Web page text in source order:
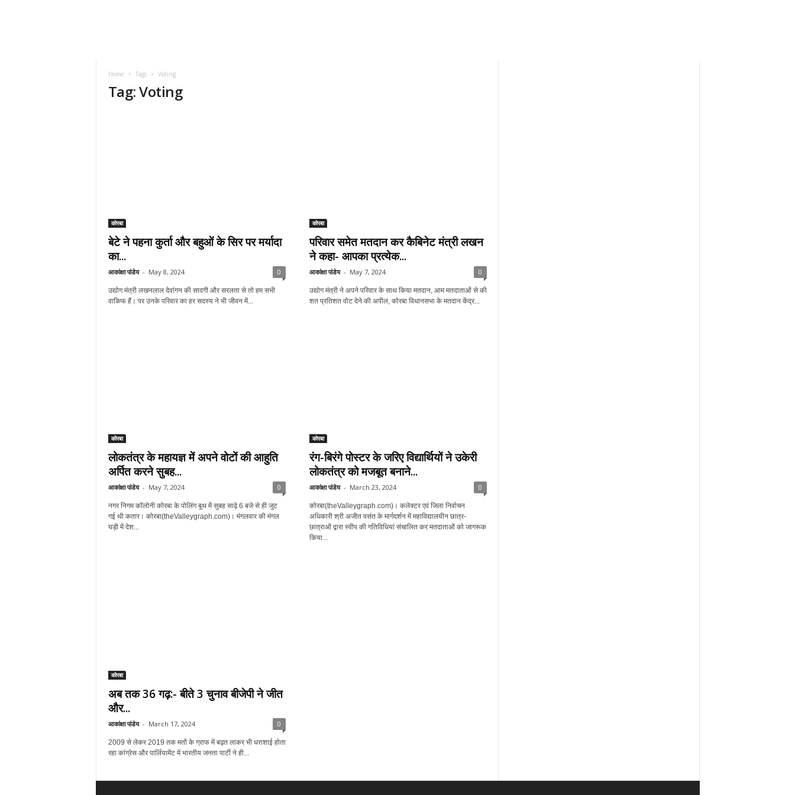
Home Tags Voting
Tag: Voting
कोरबा
बेटे ने पहना कुर्ता और बहुओं के सिर पर मर्यादा
का...
आकांक्षा पांडेय - May 8, 2024 0
उद्योग मंत्री लखनलाल देवांगन की सादगी और सरलता से तो हम सभी
वाकिफ हैं। पर उनके परिवार का हर सदस्य ने भी जीवन में...
कोरबा
परिवार समेत मतदान कर कैबिनेट मंत्री लखन
ने कहा- आपका प्रत्येक...
आकांक्षा पांडेय - May 7, 2024 0
उद्योग मंत्री ने अपने परिवार के साथ किया मतदान, आम मतदाताओं से की
शत प्रतिशत वोट देने की अपील, कोरबा विधानसभा के मतदान केंद्र...
कोरबा
लोकतंत्र के महायज्ञ में अपने वोटों की आहुति
अर्पित करने सुबह...
आकांक्षा पांडेय - May 7, 2024 0
नगर निगम कॉलोनी कोरबा के पोलिंग बूथ में सुबह साढ़े 6 बजे से ही जुट
गई थी कतार। कोरबा(theValleygraph.com)। मंगलवार की मंगल
घड़ी में देश...
कोरबा
रंग-बिरंगे पोस्टर के जरिए विद्यार्थियों ने उकेरी
लोकतंत्र को मजबूत बनाने...
आकांक्षा पांडेय - March 23, 2024 0
कोरबा(theValleygraph.com)। कलेक्टर एवं जिला निर्वाचन
अधिकारी श्री अजीत वसंत के मार्गदर्शन में महाविद्यालयीन छात्र-
छात्राओं द्वारा स्वीप की गतिविधियां संचालित कर मतदाताओं को जागरूक
किया...
कोरबा
अब तक 36 गढ़:- बीते 3 चुनाव बीजेपी ने जीत
और...
आकांक्षा पांडेय - March 17, 2024 0
2009 से लेकर 2019 तक मतों के ग्राफ में बढ़त लाकर भी धराशाई होता
रहा कांग्रेस और पार्लियामेंट में भारतीय जनता पार्टी ने ही...